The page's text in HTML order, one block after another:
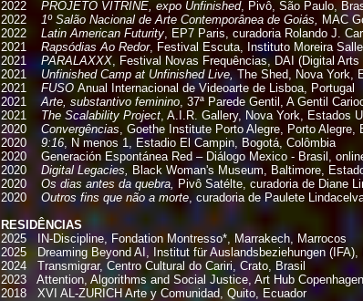
2022 PROJETO VITRINE, expo Unfinished, Pivô, São Paulo,
2022 1º Salão Nacional de Arte Contemporânea de Goiás, MAC
2022 Latin American Futurity, EP7 Paris, curadoria Rolando J.
2021 Rapsódias Ao Redor, Festival Escuta, Instituto Moreira
2021PARALAXXX, Festival Novas Frequências, DAI (Digital
2021Unfinished Camp at Unfinished Live,The Shed, Nova York,
2021FUSO Anual Internacional de Videoarte de Lisboa, Portugal
2021Arte, substantivo feminino, 37ª Parede Gentil, A Gentil
2021 The Scalability Project, A.I.R. Gallery, Nova York, Estados
2020Convergências, Goethe Institute Porto Alegre, Porto Alegre,
2020 9:16, N menos 1, Estadio El Campin, Bogotá, Colômbia
2020 Generación Espontánea Red – Diálogo Mexico - Brasil,
2020 Digital Legacies, Black Woman's Museum, Baltimore,
2020 Os dias antes da quebra, Pivô Satélte, curadoria de Diane
2020 Outros fins que não a morte, curadoria de Paulete
RESIDÊNCIAS
2025 IN-Discipline, Fondation Montresso*, Marrakech, Marrocos
2025
Dreaming Beyond AI, Institut für Auslandsbeziehungen (IFA),
2024 Transmigrar, Centro Cultural do Cariri, Crato, Brasil
2023 Attention, Algorithms and Social Justice, Art Hub
2018 XVI AL-ZURICH Arte y Comunidad, Quito, Ecuador